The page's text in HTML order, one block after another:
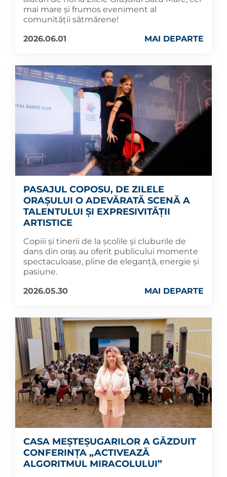
mai mare și frumos eveniment al
comunității sătmărene!
2026.06.01
MAI DEPARTE
PASAJUL COPOSU, DE ZILELE
ORAȘULUI O ADEVĂRATĂ SCENĂ A
TALENTULUI ȘI EXPRESIVITĂȚII
ARTISTICE
Copiii și tinerii de la școlile și cluburile de
dans din oraș au oferit publicului momente
spectaculoase, pline de eleganță, energie și
pasiune.
2026.05.30
MAI DEPARTE
CASA MEȘTEȘUGARILOR A GĂZDUIT
CONFERINȚA „ACTIVEAZĂ
ALGORITMUL MIRACOLULUI”